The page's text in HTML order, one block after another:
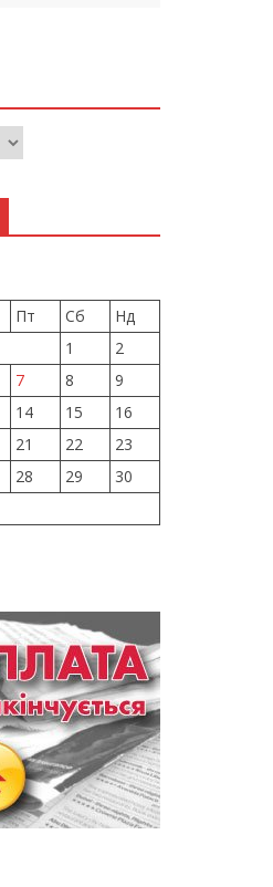
Пт Сб
Нд
1
2
7 8
9
14 15
16
21 22
23
28 29
30